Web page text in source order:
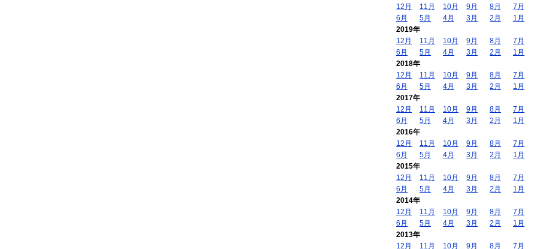
12月
11月 10月 9月 8月
7月
6月
5月 4月 3月 2月
1月
2019年
12月
11月 10月 9月 8月
7月
6月
5月 4月 3月 2月
1月
2018年
12月
11月 10月 9月 8月
7月
6月
5月 4月 3月 2月
1月
2017年
12月
11月 10月 9月 8月
7月
6月
5月 4月 3月 2月
1月
2016年
12月
11月 10月 9月 8月
7月
6月
5月 4月 3月 2月
1月
2015年
12月
11月 10月 9月 8月
7月
6月
5月 4月 3月 2月
1月
2014年
12月
11月 10月 9月 8月
7月
6月
5月 4月 3月 2月
1月
2013年
12月
11月 10月 9月 8月 7月